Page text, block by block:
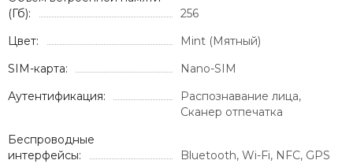
(Гб):
256
Цвет:
Mint (Мятный)
SIM-карта:
Nano-SIM
Аутентификация:
Распознавание лица,
Сканер отпечатка
Беспроводные
интерфейсы:
Bluetooth, Wi-Fi, NFC, GPS